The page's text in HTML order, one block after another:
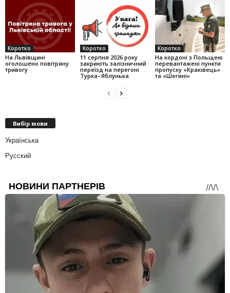
Коротко
На Львівщині
оголошено повітряну
тривогу
Коротко
11 серпня 2026 року
закриють залізничний
переїзд на перегоні
Турка–Яблунька
Коротко
На кордоні з Польщею
перевантажені пункти
пропуску «Краківець»
та «Шегині»
Вибір мови
Українська
Русский